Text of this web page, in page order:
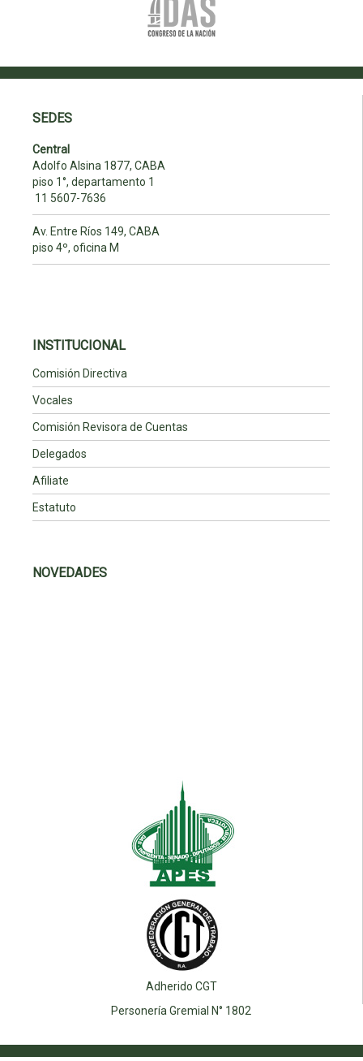
SEDES
Central
Adolfo Alsina 1877, CABA
piso 1°, departamento 1
11 5607-7636
Av. Entre Ríos 149, CABA
piso 4º, oficina M
INSTITUCIONAL
Comisión Directiva
Vocales
Comisión Revisora de Cuentas
Delegados
Afiliate
Estatuto
NOVEDADES
Adherido CGT
Personería Gremial N° 1802